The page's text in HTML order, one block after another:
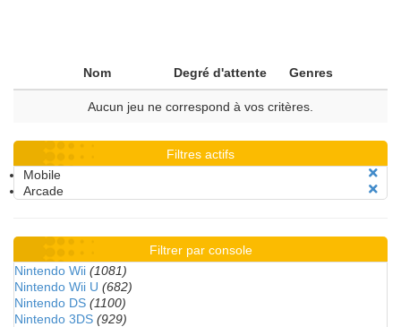
Nom Degré d'attente Genres
Aucun jeu ne correspond à vos critères.
Filtres actifs
Mobile
Arcade
Filtrer par console
Nintendo Wii (1081)
Nintendo Wii U (682)
Nintendo DS (1100)
Nintendo 3DS (929)